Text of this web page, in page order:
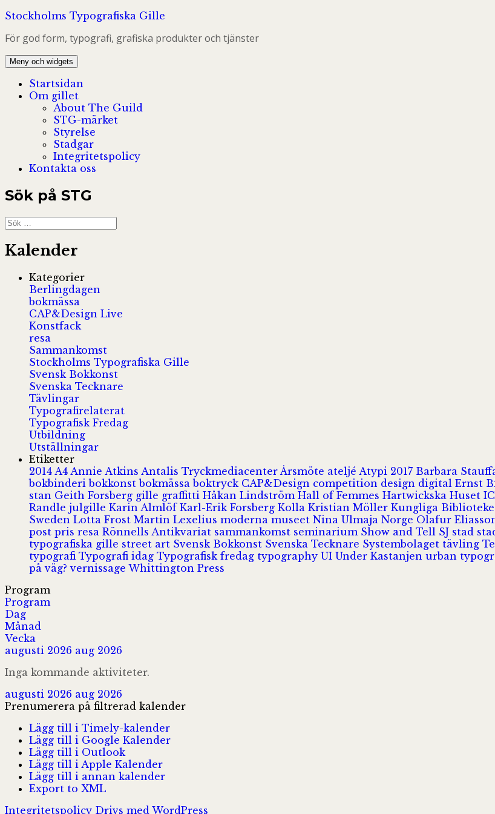
Hoppa
innehåll
Stockholms Typografiska Gille
För god form, typografi, grafiska produkter och tjänster
Meny och widgets
Startsidan
Om gillet
About The Guild
STG-märket
Styrelse
Stadgar
Integritetspolicy
Kontakta oss
Sök på STG
Sök
efter:
Kalender
Kategorier
Berlingdagen
bokmässa
CAP&Design Live
Konstfack
resa
Sammankomst
Stockholms Typografiska Gille
Svensk Bokkonst
Svenska Tecknare
Tävlingar
Typografirelaterat
Typografisk Fredag
Utbildning
Utställningar
Etiketter
2014 A4 Annie Atkins Antalis Tryckmediacenter Årsmöte ateljé Atypi 2017 Barbara
bokbinderibokkonstbokmässaboktryck CAP&Design competition design digital Ernst
stan Geith Forsberg gille graffitti Håkan Lindström Hall of Femmes Hartwickska Huset
Randle julgille Karin Almlöf Karl-Erik Forsberg Kolla Kristian Möller Kungliga
Sweden Lotta Frost Martin Lexelius moderna museet Nina Ulmaja Norge Olafur
post pris resa Rönnells Antikvariat sammankomst seminarium Show and Tell SJ stad
typografiska gille street art Svensk Bokkonst Svenska Tecknare Systembolaget tävling
typografi Typografi idag Typografisk fredag typography UI Under Kastanjen urban
på väg?vernissage Whittington Press
Program
Program
Dag
Månad
Vecka
augusti 2026 aug 2026
Inga kommande aktiviteter.
augusti 2026 aug 2026
Prenumerera på filtrerad kalender
Lägg till i Timely-kalender
Lägg till i Google Kalender
Lägg till i Outlook
Lägg till i Apple Kalender
Lägg till i annan kalender
Export to XML
Integritetspolicy Drivs med WordPress